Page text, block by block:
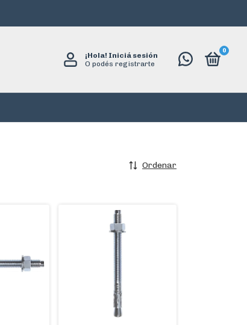
¡Hola! Iniciá sesión
O podés registrarte
0
Ordenar